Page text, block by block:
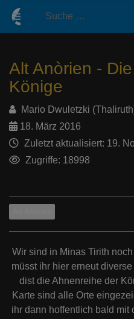
Alt Anòrien -
Könige
Mario Dwuletzki
18. März 2016
Zuletzt aktualisiert: 19.
Zugriffe: 18998
Wir sind in Minas Tirith
müsst ihr hier erneut
dist die Ahnenreihe der
Karte sind alle Orte
ihr dann hoffentlich bald mit